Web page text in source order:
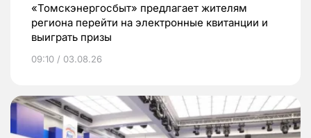
«Томскэнергосбыт» предлагает жителям
региона перейти на электронные квитанции и
выиграть призы
09:10 / 03.08.26